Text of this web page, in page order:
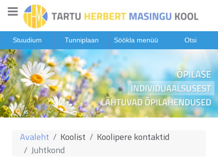
Stuudium Tunniplaan Söökla menüü Otsi
Avaleht Koolist
Koolipere kontaktid
Juhtkond